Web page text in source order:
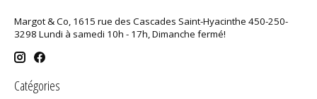
Margot & Co, 1615 rue des Cascades Saint-Hyacinthe 450-250-
3298 Lundi à samedi 10h - 17h, Dimanche fermé!
Catégories